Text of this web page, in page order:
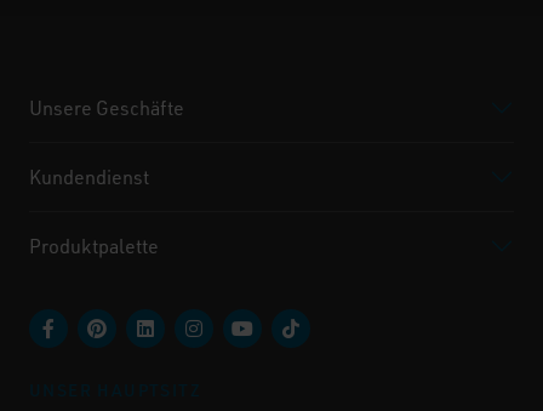
Unsere Geschäfte
Kundendienst
Produktpalette